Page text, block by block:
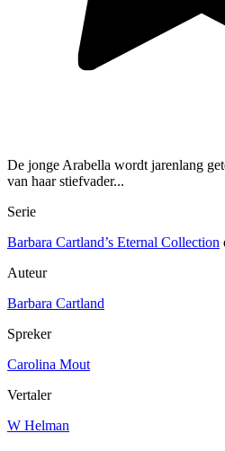
De jonge Arabella wordt jarenlang
van haar stiefvader...
Serie
Barbara Cartland’s Eternal Collection
Auteur
Barbara Cartland
Spreker
Carolina Mout
Vertaler
W Helman